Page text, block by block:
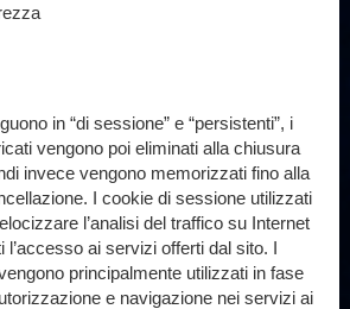
in “di sessione” e “persistenti”, i
vengono poi eliminati alla chiusura
invece vengono memorizzati fino alla
I cookie di sessione utilizzati
l’analisi del traffico su Internet
l’accesso ai servizi offerti dal sito. I
principalmente utilizzati in fase
e navigazione nei servizi ai